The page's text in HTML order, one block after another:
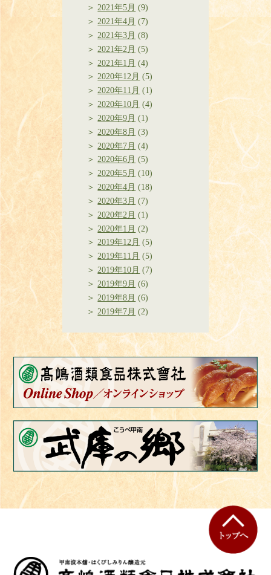
2021年5月 (9)
2021年4月 (7)
2021年3月 (8)
2021年2月 (5)
2021年1月 (4)
2020年12月 (5)
2020年11月 (1)
2020年10月 (4)
2020年9月 (1)
2020年8月 (3)
2020年7月 (4)
2020年6月 (5)
2020年5月 (10)
2020年4月 (18)
2020年3月 (7)
2020年2月 (1)
2020年1月 (2)
2019年12月 (5)
2019年11月 (5)
2019年10月 (7)
2019年9月 (6)
2019年8月 (6)
2019年7月 (2)